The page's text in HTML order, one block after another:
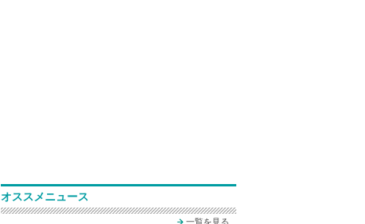
オススメニュース
一覧を見る